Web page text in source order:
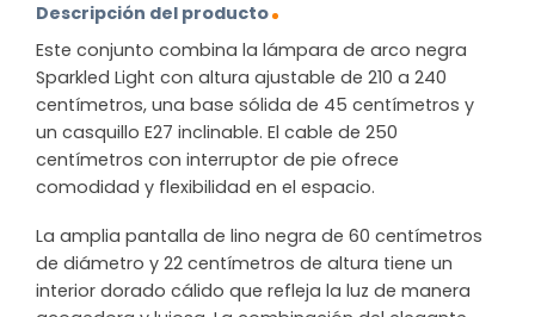
Descripción del producto
Este conjunto combina la lámpara de arco negra
Sparkled Light con altura ajustable de 210 a 240
centímetros, una base sólida de 45 centímetros y
un casquillo E27 inclinable. El cable de 250
centímetros con interruptor de pie ofrece
comodidad y flexibilidad en el espacio.
La amplia pantalla de lino negra de 60 centímetros
de diámetro y 22 centímetros de altura tiene un
interior dorado cálido que refleja la luz de manera